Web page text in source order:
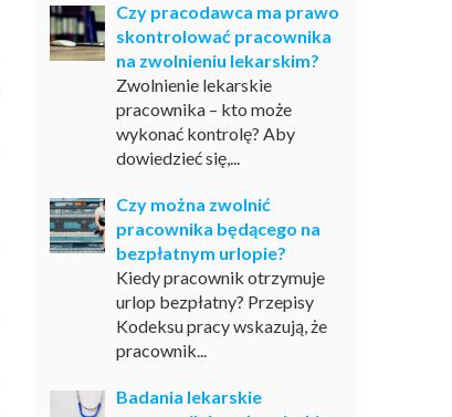
Czy pracodawca ma prawo
skontrolować pracownika
na zwolnieniu lekarskim?
Zwolnienie lekarskie
pracownika – kto może
wykonać kontrolę? Aby
dowiedzieć się,...
Czy można zwolnić
pracownika będącego na
bezpłatnym urlopie?
Kiedy pracownik otrzymuje
urlop bezpłatny? Przepisy
Kodeksu pracy wskazują, że
pracownik...
Badania lekarskie